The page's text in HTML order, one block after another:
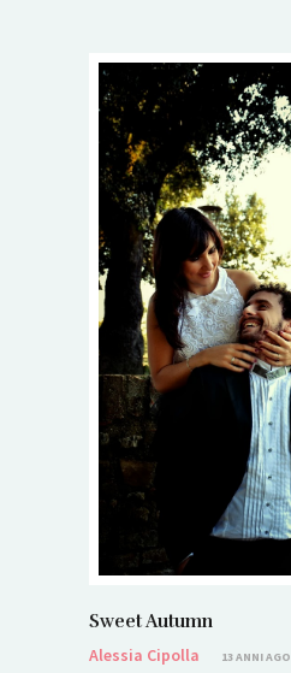
Sweet Autumn
Alessia Cipolla
13 ANNI AGO